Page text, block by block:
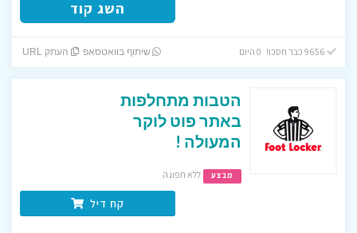
השג קוד
9656 כבר חסכו! 0 היום שיתוף בוואטסאפ העתק URL
הטבות מתחלפות
באתר פוט לוקר
המעולה !
מבצע ללא תפוגה
קח דיל